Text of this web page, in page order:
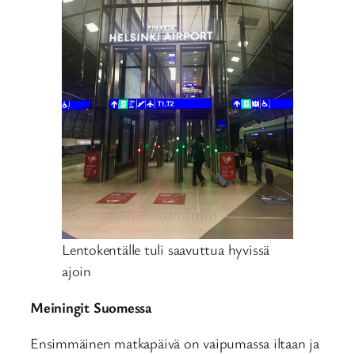
Lentokentälle tuli saavuttua hyvissä
ajoin
Meiningit Suomessa
Ensimmäinen matkapäivä on vaipumassa iltaan ja